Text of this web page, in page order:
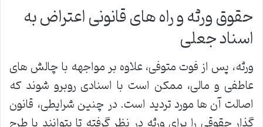
حقوق ورثه و راه های قانونی اعتراض به
اسناد جعلی
ورثه، پس از فوت متوفی، علاوه بر مواجهه با چالش های
عاطفی و مالی، ممکن است با اسنادی روبرو شوند که
اصالت آن ها مورد تردید است. در چنین شرایطی، قانون